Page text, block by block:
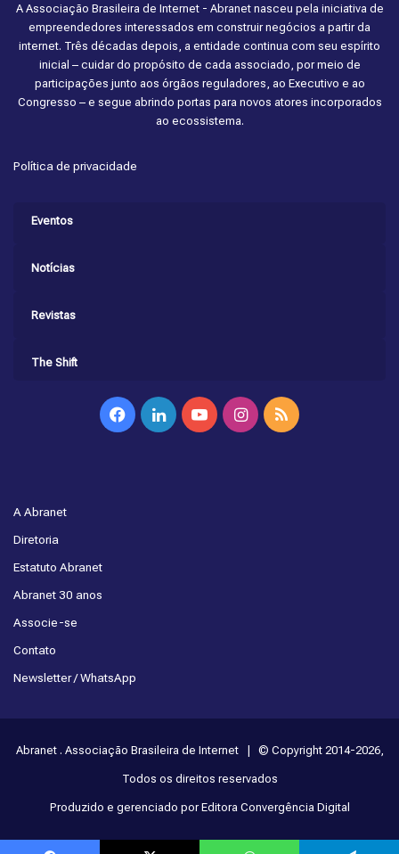
A Associação Brasileira de Internet - Abranet nasceu pela iniciativa de
empreendedores interessados em construir negócios a partir da
internet. Três décadas depois, a entidade continua com seu espírito
inicial – cuidar do propósito de cada associado, por meio de
participações junto aos órgãos reguladores, ao Executivo e ao
Congresso – e segue abrindo portas para novos atores incorporados
ao ecossistema.
Política de privacidade
Eventos
Notícias
Revistas
The Shift
FacebookLinkedinYouTubeInstagram
RSS
A Abranet
Diretoria
Estatuto Abranet
Abranet 30 anos
Associe-se
Contato
Newsletter / WhatsApp
Abranet . Associação Brasileira de Internet | © Copyright 2014-2026,
Todos os direitos reservados
Produzido e gerenciado por Editora Convergência Digital